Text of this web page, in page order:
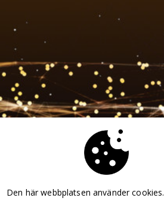
Den här webbplatsen använder cookies.